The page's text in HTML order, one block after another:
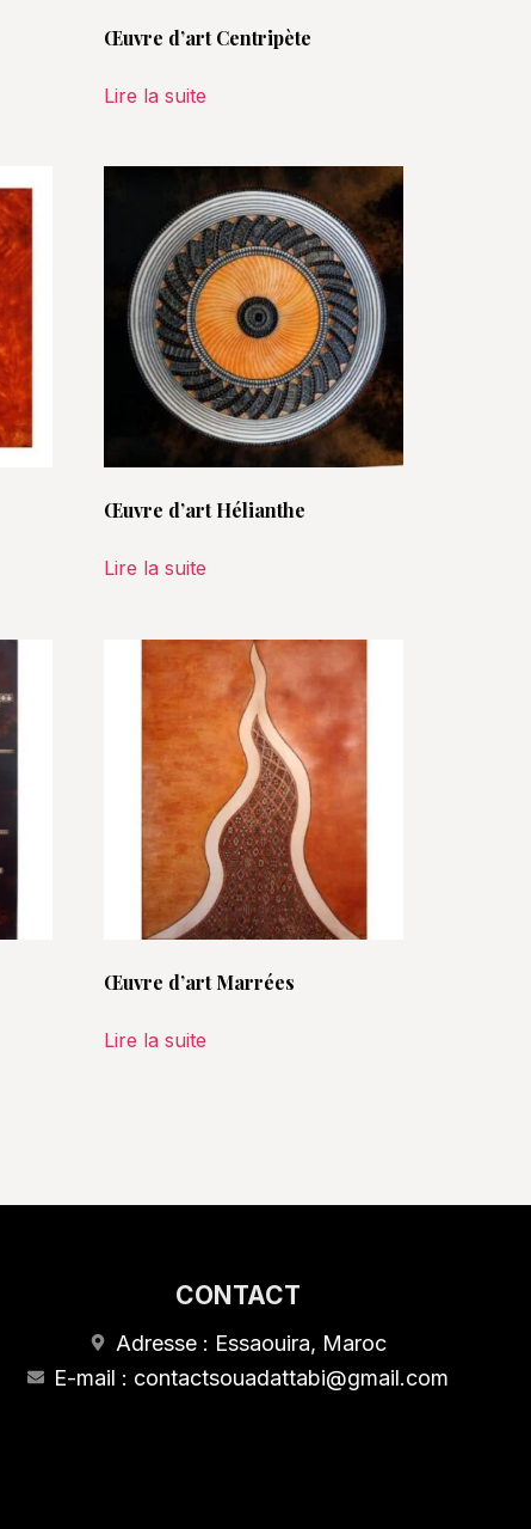
Œuvre d’art Centripète
Lire la suite
Œuvre d’art Hélianthe
Lire la suite
Œuvre d’art Marrées
Lire la suite
CONTACT
Adresse : Essaouira, Maroc
E-mail : contactsouadattabi@gmail.com